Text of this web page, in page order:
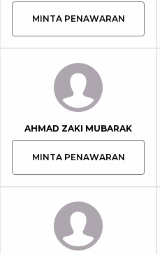
MINTA PENAWARAN
AHMAD ZAKI MUBARAK
MINTA PENAWARAN